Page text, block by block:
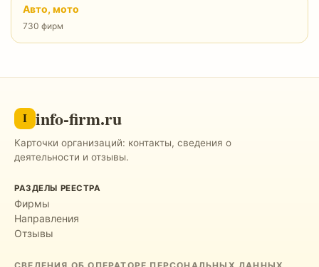
Авто, мото
730 фирм
I info-firm.ru
Карточки организаций: контакты, сведения о
деятельности и отзывы.
РАЗДЕЛЫ РЕЕСТРА
Фирмы
Направления
Отзывы